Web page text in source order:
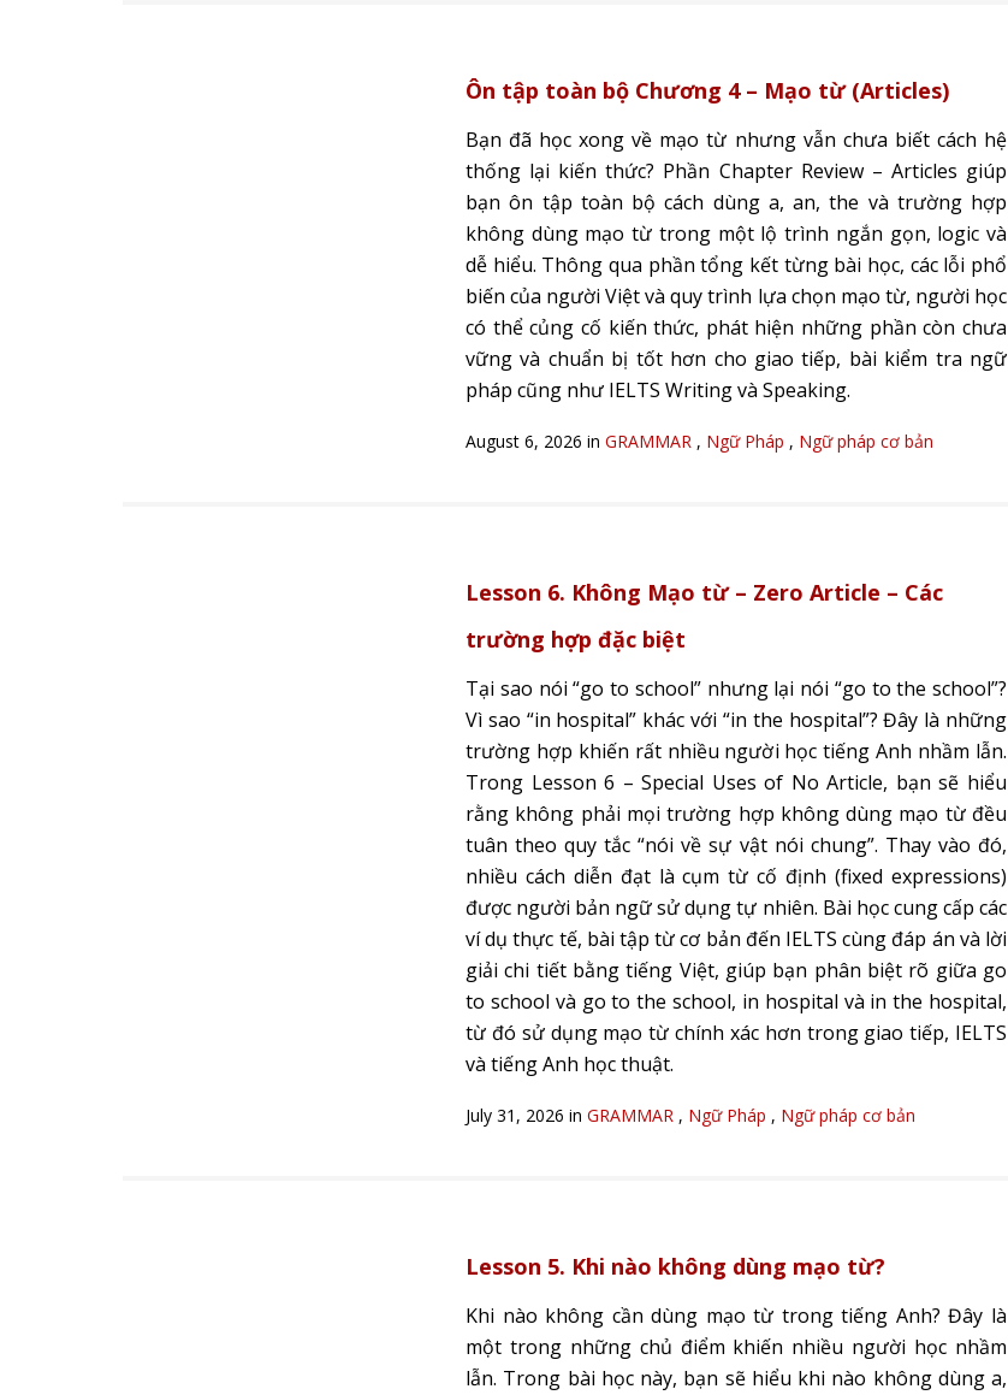
Ôn tập toàn bộ Chương 4 – Mạo từ (Articles)
Bạn đã học xong về mạo từ nhưng vẫn chưa biết cách hệ
thống lại kiến thức? Phần Chapter Review – Articles giúp
bạn ôn tập toàn bộ cách dùng a, an, the và trường hợp
không dùng mạo từ trong một lộ trình ngắn gọn, logic và
dễ hiểu. Thông qua phần tổng kết từng bài học, các lỗi phổ
biến của người Việt và quy trình lựa chọn mạo từ, người học
có thể củng cố kiến thức, phát hiện những phần còn chưa
vững và chuẩn bị tốt hơn cho giao tiếp, bài kiểm tra ngữ
pháp cũng như IELTS Writing và Speaking.
August 6, 2026 in GRAMMAR , Ngữ Pháp , Ngữ pháp cơ bản
Lesson 6. Không Mạo từ – Zero Article – Các
trường hợp đặc biệt
Tại sao nói “go to school” nhưng lại nói “go to the school”?
Vì sao “in hospital” khác với “in the hospital”? Đây là những
trường hợp khiến rất nhiều người học tiếng Anh nhầm lẫn.
Trong Lesson 6 – Special Uses of No Article, bạn sẽ hiểu
rằng không phải mọi trường hợp không dùng mạo từ đều
tuân theo quy tắc “nói về sự vật nói chung”. Thay vào đó,
nhiều cách diễn đạt là cụm từ cố định (fixed expressions)
được người bản ngữ sử dụng tự nhiên. Bài học cung cấp các
ví dụ thực tế, bài tập từ cơ bản đến IELTS cùng đáp án và lời
giải chi tiết bằng tiếng Việt, giúp bạn phân biệt rõ giữa go
to school và go to the school, in hospital và in the hospital,
từ đó sử dụng mạo từ chính xác hơn trong giao tiếp, IELTS
và tiếng Anh học thuật.
July 31, 2026 in GRAMMAR , Ngữ Pháp , Ngữ pháp cơ bản
Lesson 5. Khi nào không dùng mạo từ?
Khi nào không cần dùng mạo từ trong tiếng Anh? Đây là
một trong những chủ điểm khiến nhiều người học nhầm
lẫn. Trong bài học này, bạn sẽ hiểu khi nào không dùng a,